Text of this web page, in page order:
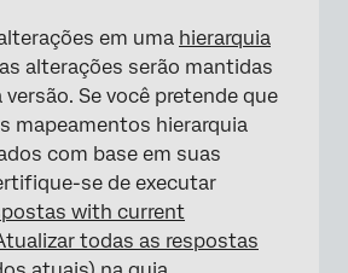
×
em uma hierarquia
alterações serão mantidas
versão. Se você pretende que
mapeamentos hierarquia
com base em suas
se de executar
with current
todas as respostas